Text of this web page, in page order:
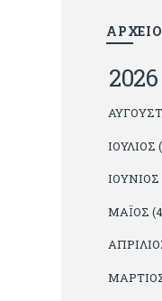
κλείσει
ότι
γιατί
φίλους
δεν έχει
ΑΡΧΕΙΟ
2026
ΙΟΎΛΙΟΣ
ΙΟΎΝΙΟΣ
ΜΆΙΟΣ